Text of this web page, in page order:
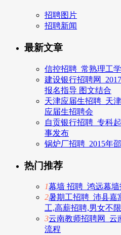
招聘图片
招聘新闻
最新文章
信控招聘_常熟理工
建设银行招聘网
报名指导 图文结合
天津应届生招聘_天
应届生招聘会
自贡银行招聘_专科
事发布
锅炉厂招聘_2015年
热门推荐
1幕墙 招聘_鸿远幕
2暑期工招聘_沛县嘉
工,高薪招聘,男女不
3云南教师招聘网_云
流程